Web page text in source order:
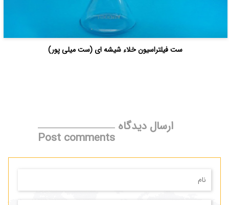
ست فیلتراسیون خلاء شیشه ای (ست میلی پور)
ارسال دیدگاه
Post comments